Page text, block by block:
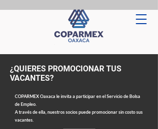
¿QUIERES PROMOCIONAR TUS
VACANTES?
COPARMEX Oaxaca le invita a participar en el Servicio de Bolsa
de Empleo.
A través de ella, nuestros socios puede promocionar sin costo sus
vacantes.